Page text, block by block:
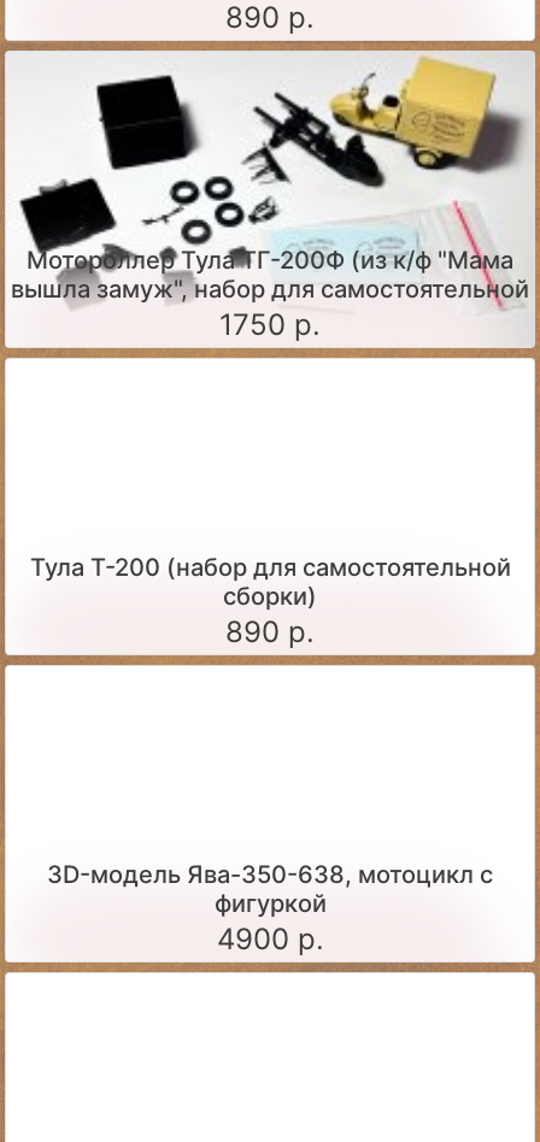
890 р.
Мотороллер Тула ТГ-200Ф (из к/ф "Мама
вышла замуж", набор для самостоятельной
сборки)
1750 р.
Тула Т-200 (набор для самостоятельной
сборки)
890 р.
3D-модель Ява-350-638, мотоцикл с
фигуркой
4900 р.